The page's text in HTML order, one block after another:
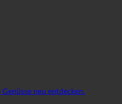
neu entdecken.